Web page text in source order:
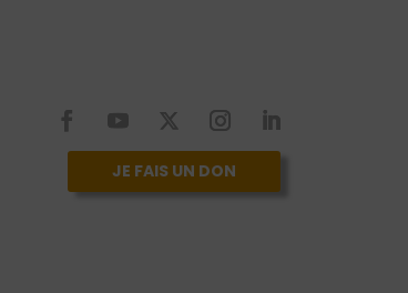
JE FAIS UN DON